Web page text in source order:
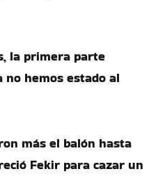
la primera parte
hemos estado al
más el balón hasta
Fekir para cazar un